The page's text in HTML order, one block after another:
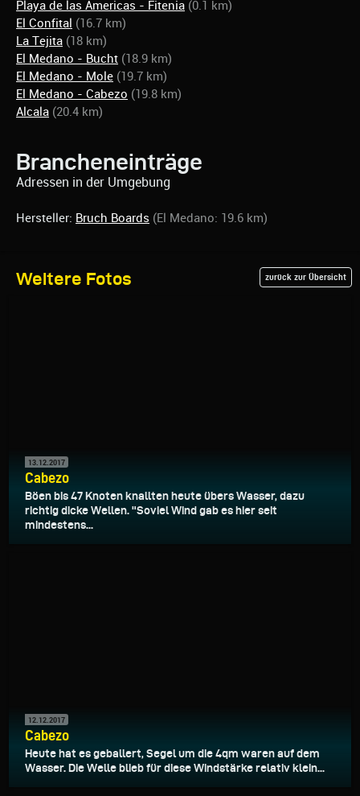
Playa de las Americas - Fitenia (0.1 km)
El Confital (16.7 km)
La Tejita (18 km)
El Medano - Bucht (18.9 km)
El Medano - Mole (19.7 km)
El Medano - Cabezo (19.8 km)
Alcala (20.4 km)
Brancheneinträge
Adressen in der Umgebung
Hersteller: Bruch Boards (El Medano: 19.6 km)
Weitere Fotos zurück zur Übersicht
13.12.2017
Cabezo
Böen bis 47 Knoten knallten heute übers Wasser, dazu
richtig dicke Wellen. "Soviel Wind gab es hier seit
mindestens...
12.12.2017
Cabezo
Heute hat es geballert, Segel um die 4qm waren auf dem
Wasser. Die Welle blieb für diese Windstärke relativ klein...